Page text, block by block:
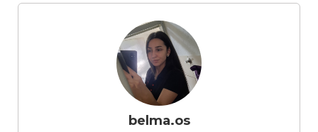
belma.os